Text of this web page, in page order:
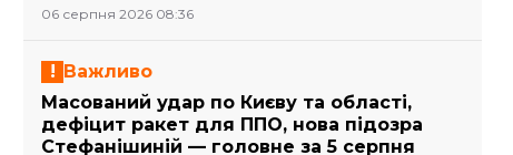
06 серпня 2026 08:36
Важливо
Масований удар по Києву та області,
дефіцит ракет для ППО, нова підозра
Стефанішиній — головне за 5 серпня